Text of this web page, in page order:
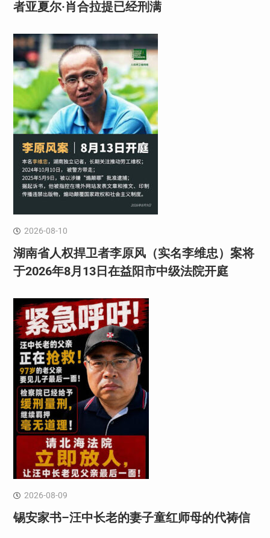
者亚夏尔·肖合拉提已经刑满
2026-08-10
湖南省人权捍卫者李原风（实名李维忠）案将
于2026年8月13日在益阳市中级法院开庭
2026-08-09
锡安家书–汪中长老的妻子童红⁩师母的代祷信